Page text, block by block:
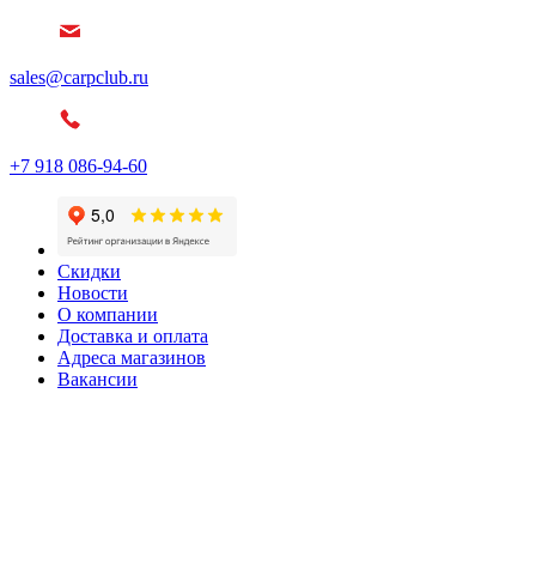
sales@carpclub.ru
+7 918 086-94-60
Скидки
Новости
О компании
Доставка и оплата
Адреса магазинов
Вакансии